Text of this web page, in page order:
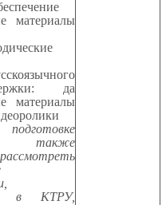
материалы
да
материалы
также
в КТРУ,